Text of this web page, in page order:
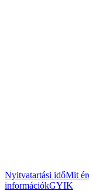
Nyitvatartási időMit
információkGYIK